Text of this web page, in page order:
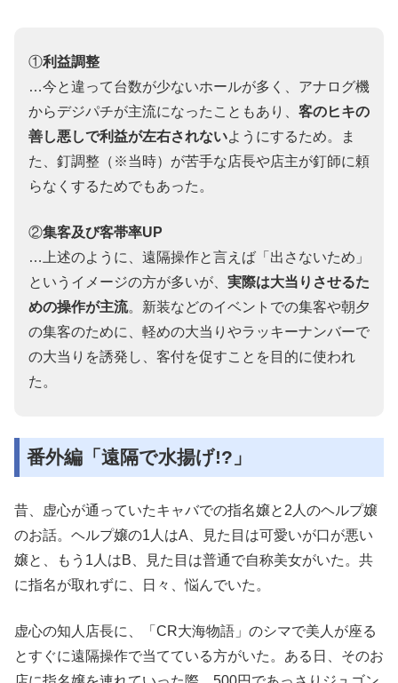
①利益調整
…今と違って台数が少ないホールが多く、アナログ機
からデジパチが主流になったこともあり、 客のヒキの
善し悪しで利益が左右されないようにするため。ま
た、釘調整（※当時）が苦手な店長や店主が釘師に頼
らなくするためでもあった。
②集客及び客帯率UP
…上述のように、遠隔操作と言えば「出さないため」
というイメージの方が多いが、 実際は大当りさせるた
めの操作が主流。新装などのイベントでの集客や朝夕
の集客のために、軽めの大当りやラッキーナンバーで
の大当りを誘発し、客付を促すことを目的に使われ
た。
番外編「遠隔で水揚げ!?」
昔、虚心が通っていたキャバでの指名嬢と2人のヘルプ嬢
のお話。ヘルプ嬢の1人はA、見た目は可愛いが口が悪い
嬢と、もう1人はB、見た目は普通で自称美女がいた。共
に指名が取れずに、日々、悩んでいた。
虚心の知人店長に、「CR大海物語」のシマで美人が座る
とすぐに遠隔操作で当てている方がいた。ある日、そのお